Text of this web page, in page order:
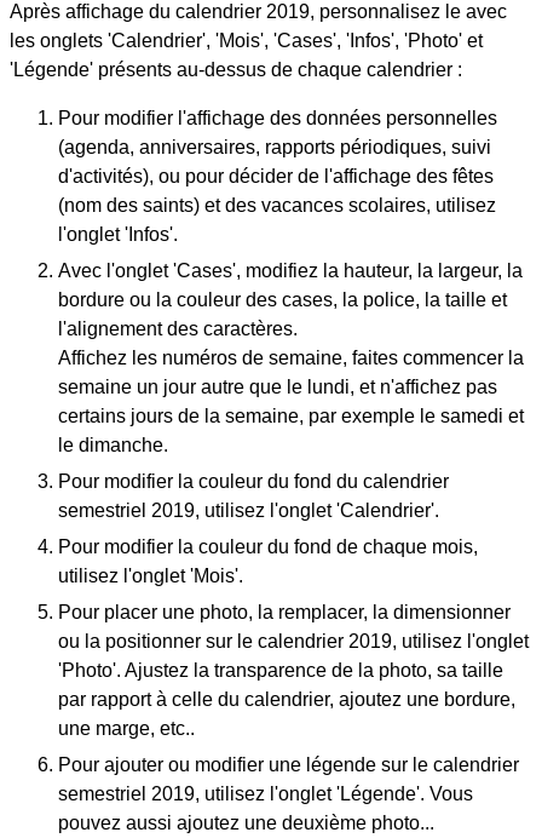
Après affichage du calendrier 2019, personnalisez le avec
les onglets 'Calendrier', 'Mois', 'Cases', 'Infos', 'Photo' et
'Légende' présents au-dessus de chaque calendrier :
Pour modifier l'affichage des données personnelles
(agenda, anniversaires, rapports périodiques, suivi
d'activités), ou pour décider de l'affichage des fêtes
(nom des saints) et des vacances scolaires, utilisez
l'onglet 'Infos'.
Avec l'onglet 'Cases', modifiez la hauteur, la largeur, la
bordure ou la couleur des cases, la police, la taille et
l'alignement des caractères.
Affichez les numéros de semaine, faites commencer la
semaine un jour autre que le lundi, et n'affichez pas
certains jours de la semaine, par exemple le samedi et
le dimanche.
Pour modifier la couleur du fond du calendrier
semestriel 2019, utilisez l'onglet 'Calendrier'.
Pour modifier la couleur du fond de chaque mois,
utilisez l'onglet 'Mois'.
Pour placer une photo, la remplacer, la dimensionner
ou la positionner sur le calendrier 2019, utilisez l'onglet
'Photo'. Ajustez la transparence de la photo, sa taille
par rapport à celle du calendrier, ajoutez une bordure,
une marge, etc..
Pour ajouter ou modifier une légende sur le calendrier
semestriel 2019, utilisez l'onglet 'Légende'. Vous
pouvez aussi ajoutez une deuxième photo...